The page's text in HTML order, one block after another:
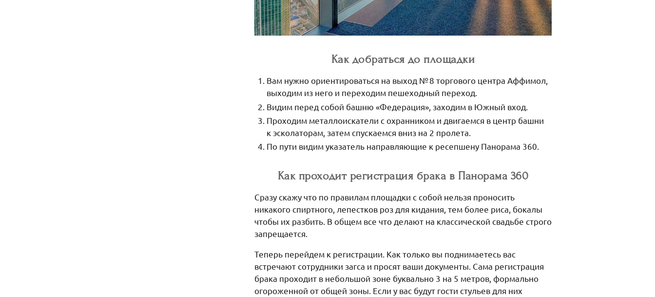
Как добраться до площадки
Вам нужно ориентироваться на выход № 8 торгового центра Аффимол,
выходим из него и переходим пешеходный переход.
Видим перед собой башню «Федерация», заходим в Южный вход.
Проходим металлоискатели с охранником и двигаемся в центр башни
к эсколаторам, затем спускаемся вниз на 2 пролета.
По пути видим указатель направляющие к ресепшену Панорама 360.
Как проходит регистрация брака в Панорама 360
Сразу скажу что по правилам площадки с собой нельзя проносить
никакого спиртного, лепестков роз для кидания, тем более риса, бокалы
чтобы их разбить. В общем все что делают на классической свадьбе строго
запрещается.
Теперь перейдем к регистрации. Как только вы поднимаетесь вас
встречают сотрудники загса и просят ваши документы. Сама регистрация
брака проходит в небольшой зоне буквально 3 на 5 метров, формально
огороженной от общей зоны. Если у вас будут гости стульев для них